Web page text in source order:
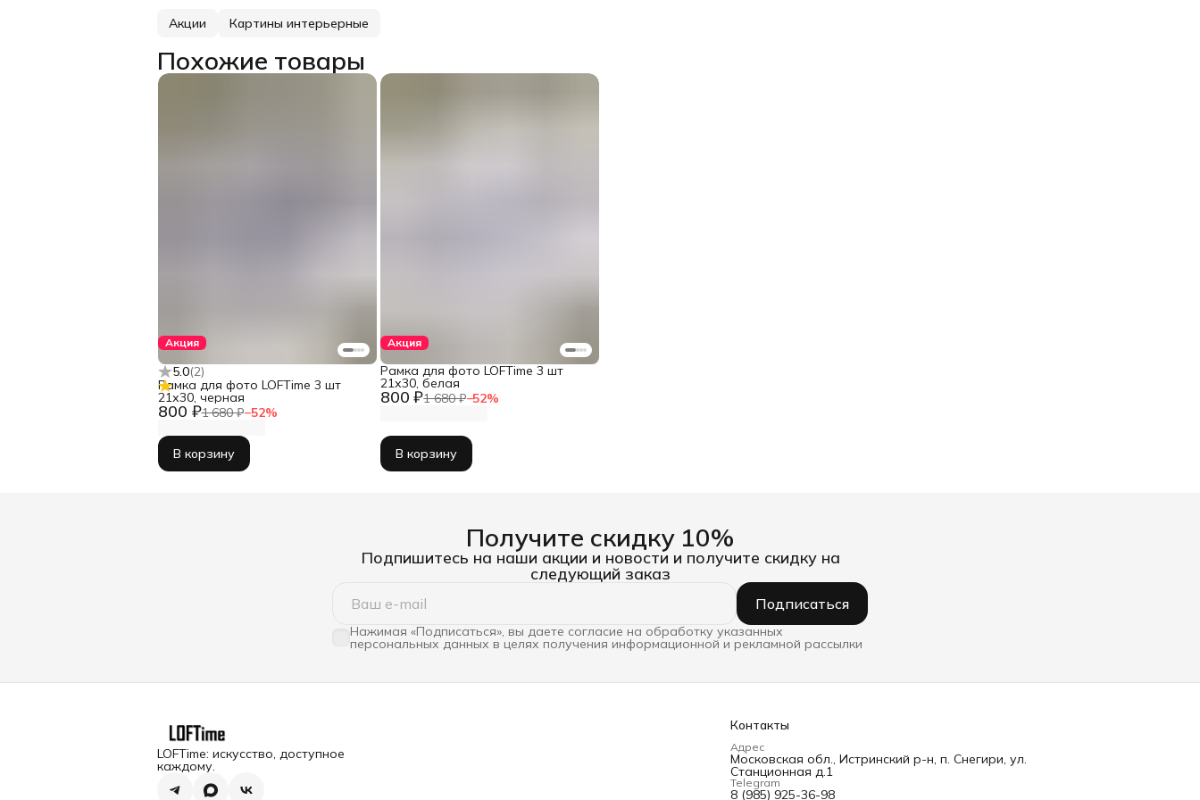
Акции Картины интерьерные
Похожие товары
Акция
5.0(2)
800 ₽1 680 ₽−52%
Рамка для фото LOFTime 3 шт
21х30, черная
В корзину
Акция
800 ₽1 680 ₽−52%
Рамка для фото LOFTime 3 шт
21х30, белая
В корзину
Получите скидку 10%
Подпишитесь на наши акции и новости и получите скидку на
следующий заказ
Подписаться
Нажимая «Подписаться», вы даете согласие на обработку указанных
персональных данных в целях получения информационной и рекламной рассылки
LOFTime: искусство, доступное
каждому.
Контакты
Адрес
Московская обл., Истринский р-н, п. Снегири, ул.
Станционная д.1
Telegram
8 (985) 925-36-98